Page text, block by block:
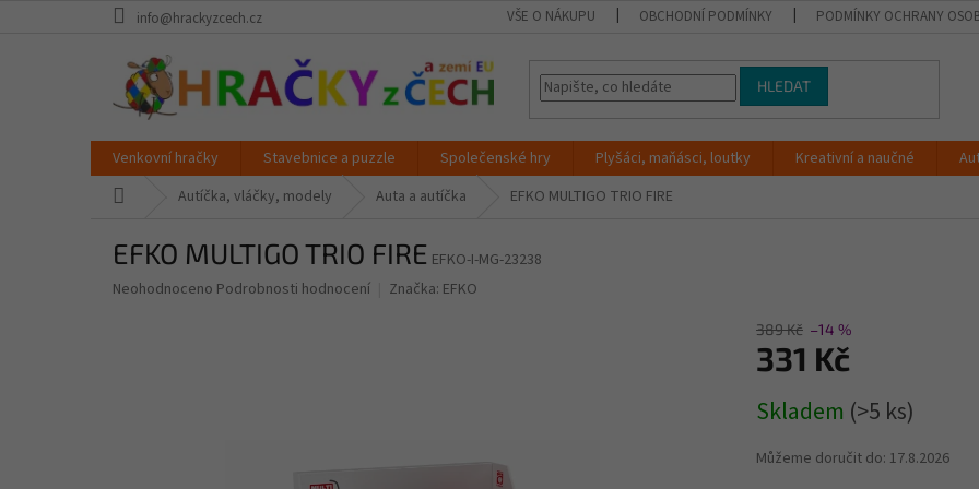
info@hrackyzcech.cz VŠE O NÁKUPU OBCHODNÍ PODMÍNKY PODMÍNKY OCHRANY
HLEDAT
Venkovní hračky Stavebnice a puzzle Společenské hry Plyšáci, maňásci, loutky Kreativní a naučné
Autíčka, vláčky, modely Auta a autíčka EFKO MULTIGO TRIO FIRE
EFKO MULTIGO TRIO FIRE EFKO-I-MG-23238
Průměrné
Neohodnoceno Podrobnosti hodnocení Značka: EFKO
389 Kč –14 %
331 Kč
cena:
Skladem (>5 ks)
Můžeme doručit do: 17.8.2026